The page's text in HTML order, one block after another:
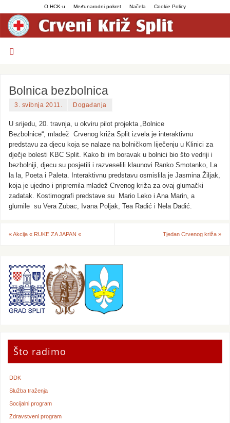
O HCK-u Međunarodni pokret Načela Cookie Policy
Bolnica bezbolnica
3. svibnja 2011. Događanja
U srijedu, 20. travnja, u okviru pilot projekta „Bolnice
Bezbolnice“, mladež Crvenog križa Split izvela je interaktivnu
predstavu za djecu koja se nalaze na bolničkom liječenju u Klinici za
dječje bolesti KBC Split.
Kako bi im boravak u bolnici bio što vedriji i
bezbolniji, djecu su posjetili i razveselili klaunovi Ranko Smotanko, La
la la, Poeta i Paleta. Interaktivnu predstavu osmislila je Jasmina Žiljak,
koja je ujedno i pripremila mladež Crvenog križa za ovaj glumački
zadatak. Kostimografi predstave su Mario Leko i Ana Marin, a
glumile su Vera Zubac, Ivana Poljak, Tea Radić i Nela Dadić.
«Akcija « RUKE ZA JAPAN « Tjedan Crvenog križa »
Što radimo
DDK
Služba traženja
Socijalni program
Zdravstveni program